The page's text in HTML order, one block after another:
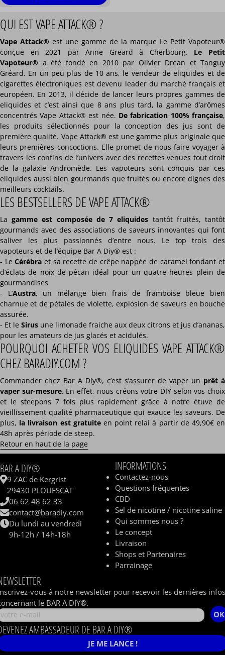
QUI EST VAPE ATTACK® ?
Vape Attack® est une gamme de la marque Le Petit Vapoteur®
conçue en 2021 par Anne Greard à Cherbourg. Le Petit
Vapoteur® a été fondé en 2010 par Olivier Drean et Tanguy
Gréard. En un peu plus de 10 ans, le vendeur de eliquides et de
cigarettes électroniques est devenu leader du marché français et
européen. En 2013, il décide de lancer leurs propres gammes de
eliquides et c’est ainsi que 8 ans plus tard, la gamme d’arômes
concentrés Vape Attack® est née. De fabrication 100% française,
les produits sélectionnés pour la conception des jus sont de
première qualité. Vape Attack® est une gamme plus originale que
leurs premières concoctions. Elle promet de nous faire voyager à
travers les confins de l’univers avec des recettes venues tout droit
de la galaxie Andromède. Les vapoteurs sont conquis par ces
eliquides aussi bien gourmands que fruités ou encore dignes des
meilleurs cocktails.
LES BESTSELLERS DE VAPE ATTACK®
La gamme est composée de 7 eliquides tantôt fruités, tantôt
gourmands avec des associations de saveurs innovantes qui font
saliver les plus passionnés d’entre nous. Le top trois des
vapoteurs et de l’équipe Bar A Diy® est :
- LeCérébra et sa recette de crêpe nappée de caramel fondant et
d’éclats de noix de pécan idéal pour un quatre heures plein de
gourmandises
- L’Austra, un mélange bien frais de framboise bleue bien
charnue et de pétales de violette, explosion de saveurs en bouche
assurée.
- Et le Sirus une limonade fraiche aux deux citrons et jus d’ananas,
pour les amateurs de jus glacés et acidulés.
POURQUOI ACHETER VOS ELIQUIDES VAPE ATTACK®
CHEZ BARADIY.COM ?
Commander chez Bar A Diy®, c’est s’assurer de vaper un prêt à
vaper sur-mesure. En effet, nous créons votre DIY selon vos choix
et le steepons 7 fois plus rapidement grâce à notre étuve de
vieillissement qualité pharmaceutique qui exauce les saveurs. De
plus, la livraison est gratuiteen point relai à partir de 49,90€ en
48h après période de steep.
Retour en haut de la page
BAR A DIY®
9 ZAC de Kergrist
29430 PLOUESCAT
06 62 48 62 33
contact@baradiy.com
Du lundi au vendredi
9h-12h / 14h-18h
INFORMATIONS
Contactez-nous
Questions fréquentes
CBD
Sel de nicotine / nicotine saline
Qui sommes nous ?
Le concept
Livraison
Shops et Partenaires
Parrainage
vous à notre newsletter pour recevoir les dernières
le BAR A DIY®.
OK
AMBASSADEUR DE BAR A DIY®
JE ME LANCE !